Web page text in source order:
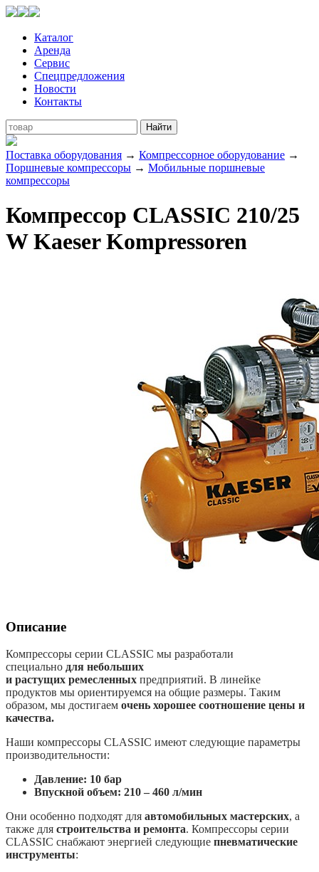
Каталог
Аренда
Сервис
Спецпредложения
Новости
Контакты
Поставка оборудования → Компрессорное оборудование →
Поршневые компрессоры → Мобильные поршневые
компрессоры
Компрессор CLASSIC 210/25
W Kaeser Kompressoren
Описание
Компрессоры серии CLASSIC мы разработали
специально для небольших
и растущих ремесленных предприятий. В линейке
продуктов мы ориентируемся на общие размеры. Таким
образом, мы достигаем очень хорошее соотношение цены и
качества.
Наши компрессоры CLASSIC имеют следующие параметры
производительности:
Давление: 10 бар
Впускной объем: 210 – 460 л/мин
Они особенно подходят для автомобильных мастерских, а
также для строительства и ремонта. Компрессоры серии
CLASSIC снабжают энергией следующие пневматические
инструменты: